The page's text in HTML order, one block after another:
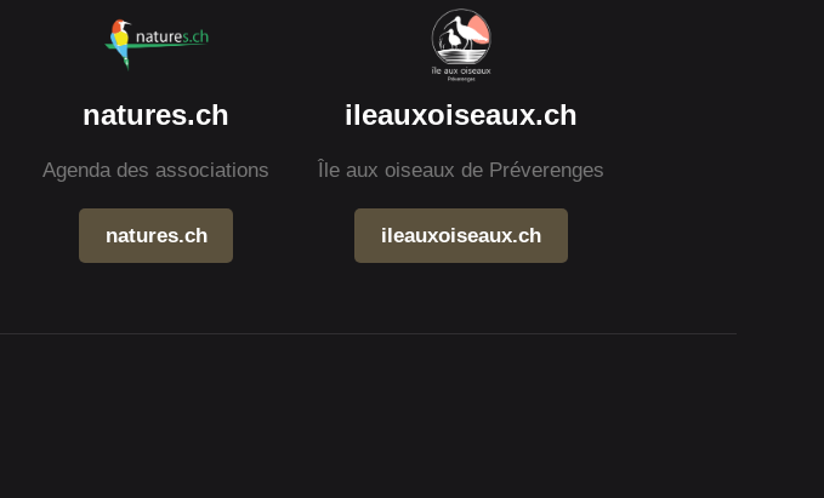
natures.ch
Agenda des associations
natures.ch
ileauxoiseaux.ch
Île aux oiseaux de Préverenges
ileauxoiseaux.ch